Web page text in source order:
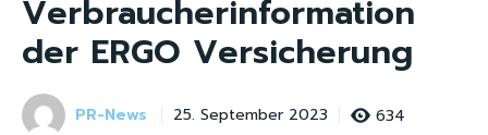
Verbraucherinformation
der ERGO Versicherung
PR-News 25. September 2023 634